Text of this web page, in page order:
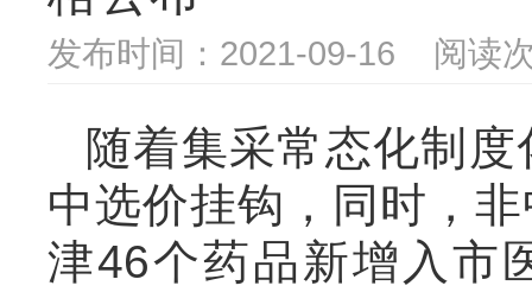
发布时间：2021-09-16 阅读
随着集采常态化制
中选价挂钩，同时，
津46个药品新增入市